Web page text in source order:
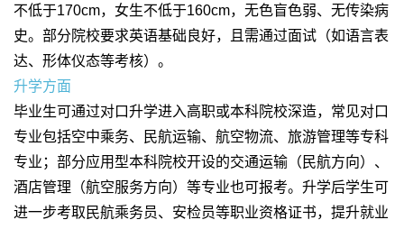
不低于170cm，女生不低于160cm，无色盲色弱、无传染病
史。部分院校要求英语基础良好，且需通过面试（如语言表
达、形体仪态等考核）。
升学方面
毕业生可通过对口升学进入高职或本科院校深造，常见对口
专业包括空中乘务、民航运输、航空物流、旅游管理等专科
专业；部分应用型本科院校开设的交通运输（民航方向）、
酒店管理（航空服务方向）等专业也可报考。升学后学生可
进一步考取民航乘务员、安检员等职业资格证书，提升就业